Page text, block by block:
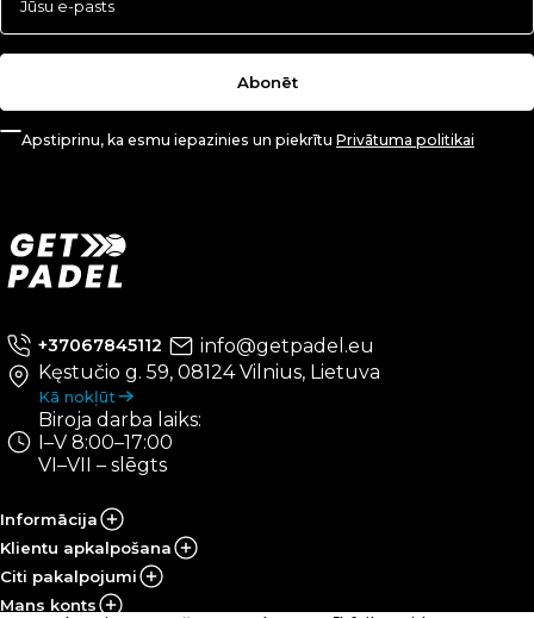
Apstiprinu, ka esmu iepazinies un piekrītu Privātuma politikai
Abonēt
+37067845112
info@getpadel.eu
Kęstučio g. 59, 08124 Vilnius, Lietuva
Kā nokļūt
Biroja darba laiks:
I–V 8:00–17:00
VI–VII – slēgts
Informācija
Klientu apkalpošana
Citi pakalpojumi
Mans konts